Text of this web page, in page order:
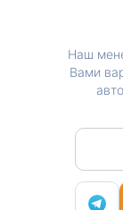
Наш
Вами